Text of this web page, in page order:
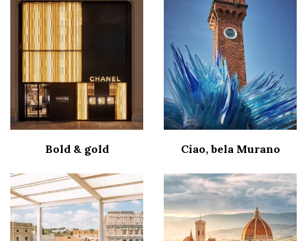
Bold & gold Ciao, bela Murano